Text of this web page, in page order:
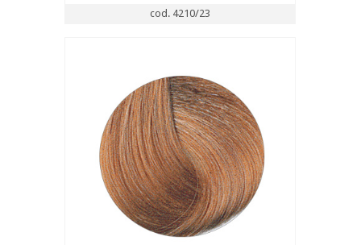
cod. 4210/23